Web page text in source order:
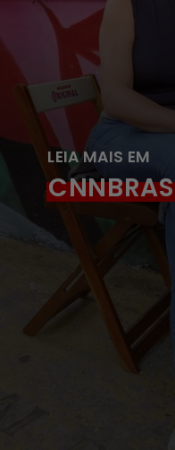
LEIA MAIS EM